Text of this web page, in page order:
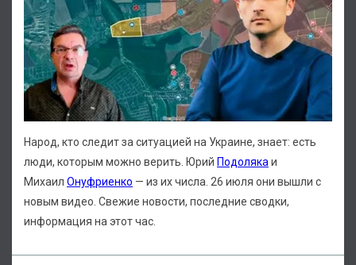
Народ, кто следит за ситуацией на Украине, знает: есть
люди, которым можно верить. Юрий Подолякаи
Михаил Онуфриенко — из их числа. 26 июля они вышли с
новым видео. Свежие новости, последние сводки,
информация на этот час.